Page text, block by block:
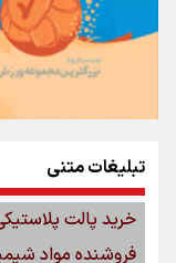
تبلیغات متنی
خرید پالت
فروشنده مواد